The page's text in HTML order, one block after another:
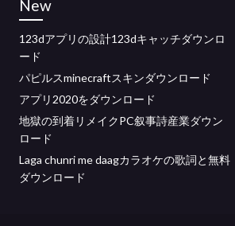
New
123dアプリの設計123dキャッチダウンロ
ード
パピルスminecraftスキンダウンロード
アプリ2020をダウンロード
地獄の到着リメイクPC叙事詩産業ダウン
ロード
Laga chunri me daagカラオケの歌詞と無料
ダウンロード